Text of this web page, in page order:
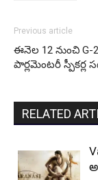
Previous article
ఈనెల 12 నుంచి G-
పార్లమెంటరీ స్పీకర్ల
RELATED